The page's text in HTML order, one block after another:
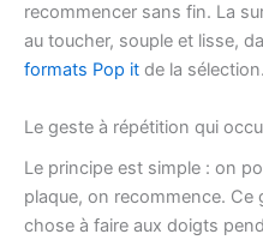
recommencer sans fin. La
au toucher, souple et lisse,
formats Pop it de la sélection.
Le geste à répétition qui
Le principe est simple : on
plaque, on recommence. Ce
chose à faire aux doigts